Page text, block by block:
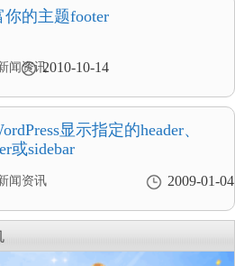
你的主题footer
2010-10-14
录
闻资讯
显示指定的header、
或sidebar
2009-01-04
闻资讯